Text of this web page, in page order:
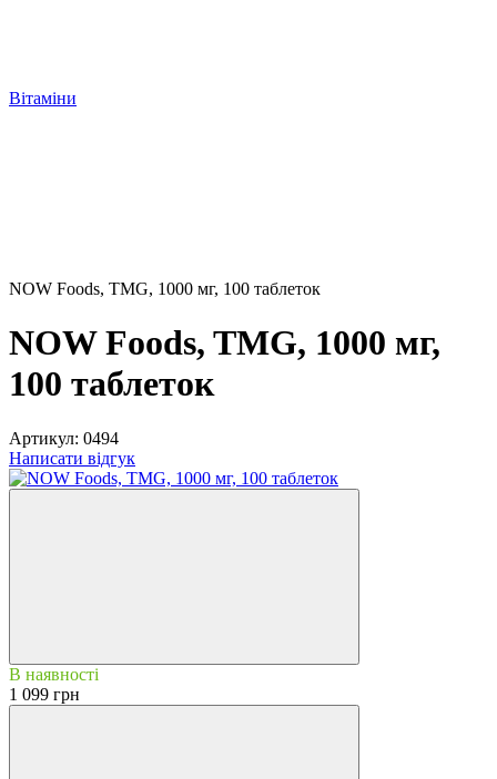
Вітаміни
NOW Foods, TMG, 1000 мг, 100 таблеток
NOW Foods, TMG, 1000 мг,
100 таблеток
Артикул: 0494
Написати відгук
В наявності
1 099 грн